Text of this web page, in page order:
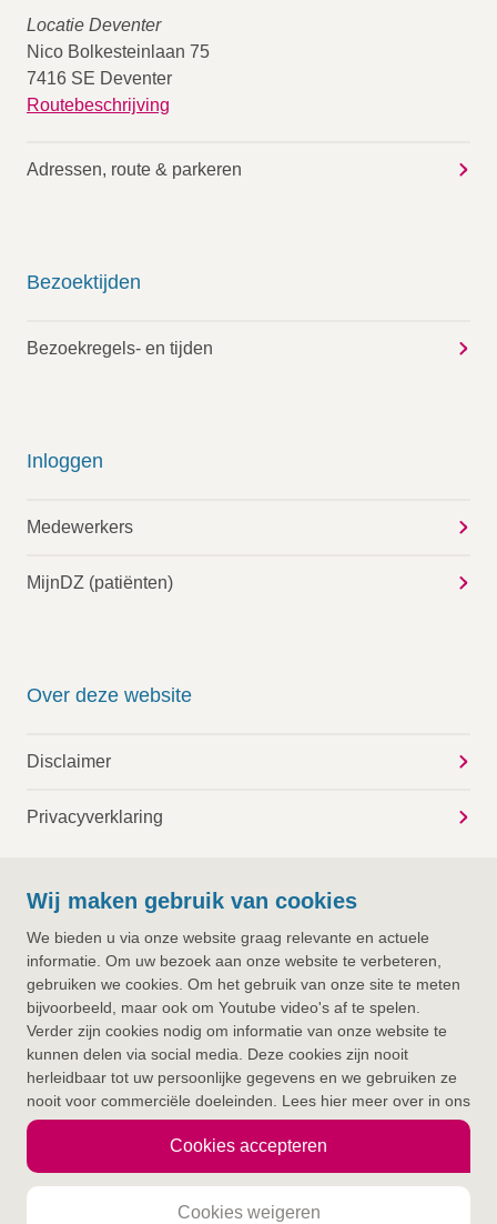
Wij maken gebruik van cookies
We bieden u via onze website graag relevante en actuele
informatie. Om uw bezoek aan onze website te verbeteren,
gebruiken we cookies. Om het gebruik van onze site te meten
bijvoorbeeld, maar ook om Youtube video's af te spelen.
Verder zijn cookies nodig om informatie van onze website te
kunnen delen via social media. Deze cookies zijn nooit
herleidbaar tot uw persoonlijke gegevens en we gebruiken ze
nooit voor commerciële doeleinden. Lees hier meer over in ons
Privacy- en Cookiebeleid. Door op Akkoord te klikken,
accepteert u alle cookies.Cookies accepteren
Cookies weigeren
Locatie Deventer
Nico Bolkesteinlaan 75
7416 SE Deventer
Routebeschrijving
Adressen, route & parkeren
Bezoektijden
Bezoekregels- en tijden
Inloggen
Medewerkers
MijnDZ (patiënten)
Over deze website
Disclaimer
Privacyverklaring